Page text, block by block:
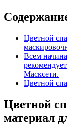
Цветной
Всем
Масксети.
Цветной
Цветной
материал